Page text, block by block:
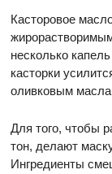
Касторовое
несколько
касторки
оливковым
Для того, чтобы
тон, делают
Ингредиенты